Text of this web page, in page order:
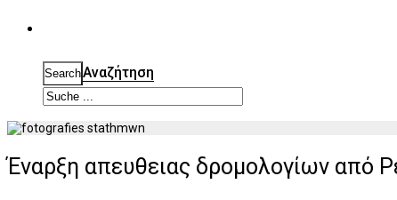
SearchΑναζήτηση
Έναρξη απευθειας δρομολογίων από